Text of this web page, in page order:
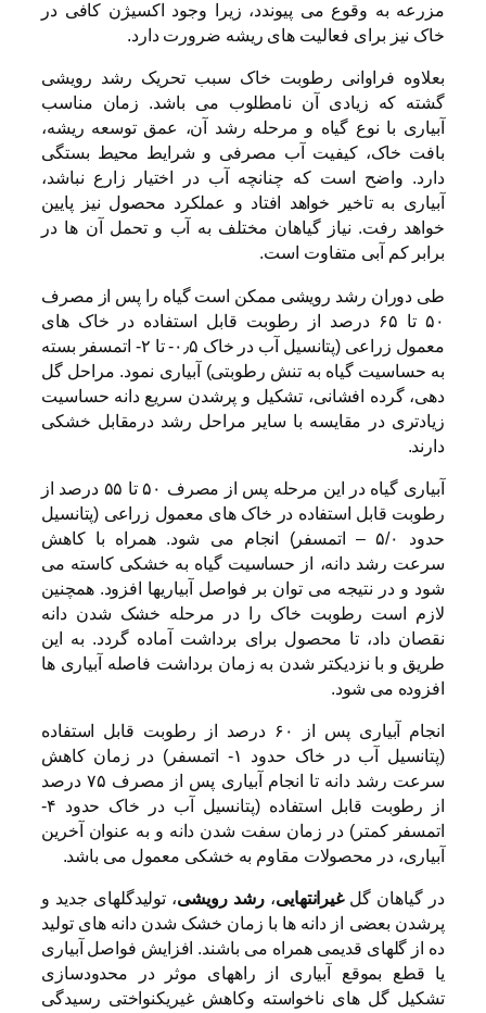
مزرعه به وقوع می پیوندد، زیرا وجود اکسیژن کافی در
خاک نیز برای فعالیت های ریشه ضرورت دارد.
بعلاوه فراوانی رطوبت خاک سبب تحریک رشد رویشی
گشته که زیادی آن نامطلوب می باشد. زمان مناسب
آبیاری با نوع گیاه و مرحله رشد آن، عمق توسعه ریشه،
بافت خاک، کیفیت آب مصرفی و شرایط محیط بستگی
دارد. واضح است که چنانچه آب در اختیار زارع نباشد،
آبیاری به تاخیر خواهد افتاد و عملکرد محصول نیز پایین
خواهد رفت. نیاز گیاهان مختلف به آب و تحمل آن ها در
برابر کم آبی متفاوت است.
طی دوران رشد رویشی ممکن است گیاه را پس از مصرف
۵۰ تا ۶۵ درصد از رطوبت قابل استفاده در خاک های
معمول زراعی (پتانسیل آب در خاک ۰٫۵- تا ۲- اتمسفر بسته
به حساسیت گیاه به تنش رطوبتی) آبیاری نمود. مراحل گل
دهی، گرده افشانی، تشکیل و پرشدن سریع دانه حساسیت
زیادتری در مقایسه با سایر مراحل رشد درمقابل خشکی
دارند.
آبیاری گیاه در این مرحله پس از مصرف ۵۰ تا ۵۵ درصد از
رطوبت قابل استفاده در خاک های معمول زراعی (پتانسیل
حدود ۵/۰ – اتمسفر) انجام می شود. همراه با کاهش
سرعت رشد دانه، از حساسیت گیاه به خشکی کاسته می
شود و در نتیجه می توان بر فواصل آبیاریها افزود. همچنین
لازم است رطوبت خاک را در مرحله خشک شدن دانه
نقصان داد، تا محصول برای برداشت آماده گردد. به این
طریق و با نزدیکتر شدن به زمان برداشت فاصله آبیاری ها
افزوده می شود.
انجام آبیاری پس از ۶۰ درصد از رطوبت قابل استفاده
(پتانسیل آب در خاک حدود ۱- اتمسفر) در زمان کاهش
سرعت رشد دانه تا انجام آبیاری پس از مصرف ۷۵ درصد
از رطوبت قابل استفاده (پتانسیل آب در خاک حدود ۴-
اتمسفر کمتر) در زمان سفت شدن دانه و به عنوان آخرین
آبیاری، در محصولات مقاوم به خشکی معمول می باشد.
در گیاهان گلغیرانتهایی،رشد رویشی، تولیدگلهای جدید و
پرشدن بعضی از دانه ها با زمان خشک شدن دانه های تولید
ده از گلهای قدیمی همراه می باشند. افزایش فواصل آبیاری
یا قطع بموقع آبیاری از راههای موثر در محدودسازی
تشکیل گل های ناخواسته وکاهش غیریکنواختی رسیدگی